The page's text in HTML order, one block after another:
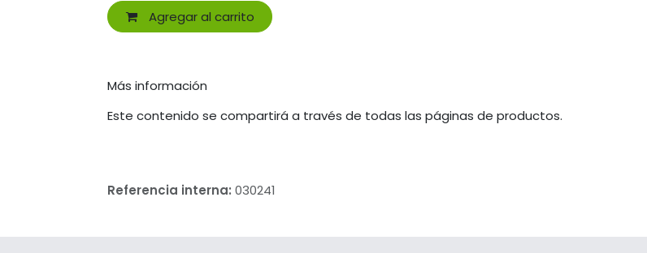
Agregar al carrito
Más información
Este contenido se compartirá a través de todas las páginas de productos.
Referencia interna: 030241